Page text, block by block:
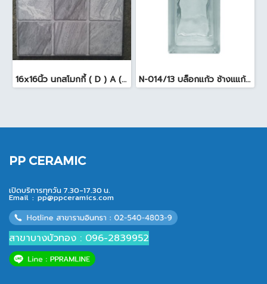
16x16นิ้ว นกสโมกกี้ ( D ) A (Pack6) N-014/13 บล็อกแก้ว ช้างแแก้ว WOW หยาดเพชร ( 24x11.5x8 cm.)
PP CERAMIC
เปิดบริการทุกวัน 7.30-17.30 น.
Email : pp@ppceramics.com
สาขาบางบัวทอง : 096-2839952